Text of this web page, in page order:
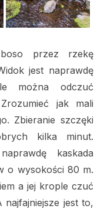
przez rzekę
jest naprawdę
można odczuć
jak mali
Zbieranie szczęki
kilka minut.
kaskada
o wysokości 80 m.
a jej krople czuć
najfajniejsze jest to,